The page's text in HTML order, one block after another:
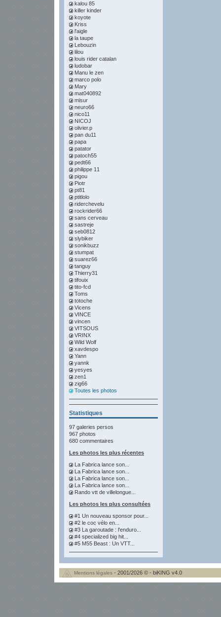
kalou 85
killer kinder
koyote
Kriss
l'aigle
la taupe
Lebouzin
lilou
louis rider catalan
ludobar
Manu le zen
marco polo
Mary
mat040892
misur
neuro66
nico11
NICOJ
olivier.p
pan du11
papa
patator
patoch55
pedt66
philippe 11
pigou
Piotr
pt81
ptitlolo
riderchevelu
rockrider66
sans cerveau
sastreje
seb0812
slybiker
sonikbuzz
stumpat
suarez66
tanguy
Thierry31
tifouix
tito-fcd
Toms
totoche
Vicens
VINCE
vincen
VITSOUS
VRINX
Wild Wolf
xavdespo
Yann
yannk
yesyes
zen1
zig66
Toutes les photos
Statistiques
97 galeries persos
967 photos
680 commentaires
Les photos les plus récentes
La Fabrica lance son...
La Fabrica lance son...
La Fabrica lance son...
La Fabrica lance son...
Rando vtt de villelongue...
Les photos les plus consultées
#1 Un nouveau sponsor pour...
#2 le coc vélo en...
#3 La garoutade : l'enduro...
#4 specialized big hit...
#5 M55 Beast : Un VTT...
Mentions légales - 2001/2026 © - biKING v4.0